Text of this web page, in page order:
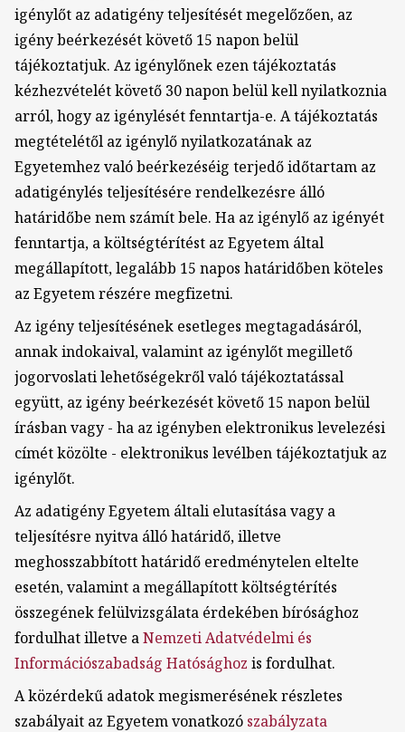
igénylőt az adatigény teljesítését megelőzően, az
igény beérkezését követő 15 napon belül
tájékoztatjuk. Az igénylőnek ezen tájékoztatás
kézhezvételét követő 30 napon belül kell nyilatkoznia
arról, hogy az igénylését fenntartja-e. A tájékoztatás
megtételétől az igénylő nyilatkozatának az
Egyetemhez való beérkezéséig terjedő időtartam az
adatigénylés teljesítésére rendelkezésre álló
határidőbe nem számít bele. Ha az igénylő az igényét
fenntartja, a költségtérítést az Egyetem által
megállapított, legalább 15 napos határidőben köteles
az Egyetem részére megfizetni.
Az igény teljesítésének esetleges megtagadásáról,
annak indokaival, valamint az igénylőt megillető
jogorvoslati lehetőségekről való tájékoztatással
együtt, az igény beérkezését követő 15 napon belül
írásban vagy - ha az igényben elektronikus levelezési
címét közölte - elektronikus levélben tájékoztatjuk az
igénylőt.
Az adatigény Egyetem általi elutasítása vagy a
teljesítésre nyitva álló határidő, illetve
meghosszabbított határidő eredménytelen eltelte
esetén, valamint a megállapított költségtérítés
összegének felülvizsgálata érdekében bírósághoz
fordulhat illetve aNemzeti Adatvédelmi és
Információszabadság Hatósághoz is fordulhat.
A közérdekű adatok megismerésének részletes
szabályait az Egyetem vonatkozó szabályzata